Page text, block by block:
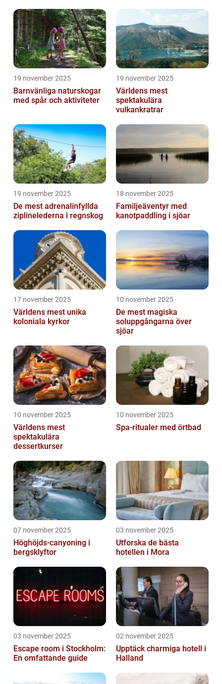
19 november 2025
Barnvänliga naturskogar
med spår och aktiviteter
19 november 2025
Världens mest
spektakulära
vulkankratrar
19 november 2025
De mest adrenalinfyllda
ziplinelederna i regnskog
18 november 2025
Familjeäventyr med
kanotpaddling i sjöar
17 november 2025
Världens mest unika
koloniala kyrkor
10 november 2025
De mest magiska
soluppgångarna över
sjöar
10 november 2025
Världens mest
spektakulära
dessertkurser
10 november 2025
Spa-ritualer med örtbad
07 november 2025
Höghöjds-canyoning i
bergsklyftor
03 november 2025
Utforska de bästa
hotellen i Mora
03 november 2025
Escape room i Stockholm:
En omfattande guide
02 november 2025
Upptäck charmiga hotell i
Halland